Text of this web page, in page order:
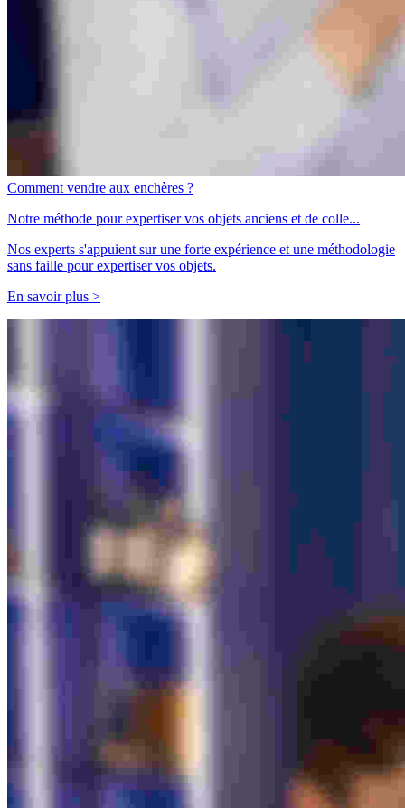
Comment vendre aux enchères ?
Notre méthode pour expertiser vos objets anciens et de colle...
Nos experts s'appuient sur une forte expérience et une méthodologie
sans faille pour expertiser vos objets.
En savoir plus >